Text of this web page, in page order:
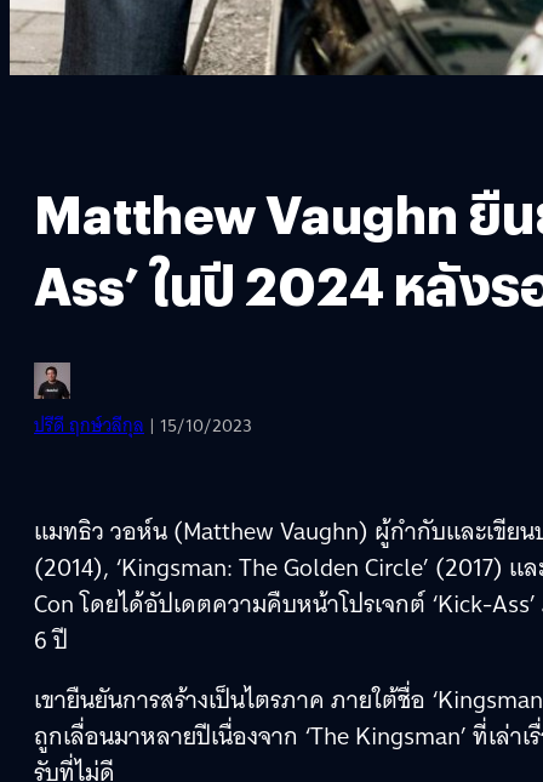
Matthew Vaughn ยืน
Ass’ ในปี 2024 หลัง
ปรีดี ฤกษ์วลีกุล | 15/10/2023
แมทธิว วอห์น (Matthew Vaughn) ผู้กำกับและเขียน
(2014), ‘Kingsman: The Golden Circle’ (2017) แ
Con โดยได้อัปเดตความคืบหน้าโปรเจกต์ ‘Kick-
6 ปี
เขายืนยันการสร้างเป็นไตรภาค ภายใต้ชื่อ
ถูกเลื่อนมาหลายปีเนื่องจาก ‘The Kingsman’ ที่เล่
รับที่ไม่ดี